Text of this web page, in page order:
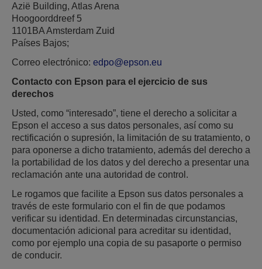
Azië Building, Atlas Arena
Hoogoorddreef 5
1101BA Amsterdam Zuid
Países Bajos;
Correo electrónico: edpo@epson.eu
Contacto con Epson para el ejercicio de sus
derechos
Usted, como “interesado”, tiene el derecho a solicitar a
Epson el acceso a sus datos personales, así como su
rectificación o supresión, la limitación de su tratamiento, o
para oponerse a dicho tratamiento, además del derecho a
la portabilidad de los datos y del derecho a presentar una
reclamación ante una autoridad de control.
Le rogamos que facilite a Epson sus datos personales a
través de este formulario con el fin de que podamos
verificar su identidad. En determinadas circunstancias,
documentación adicional para acreditar su identidad,
como por ejemplo una copia de su pasaporte o permiso
de conducir.